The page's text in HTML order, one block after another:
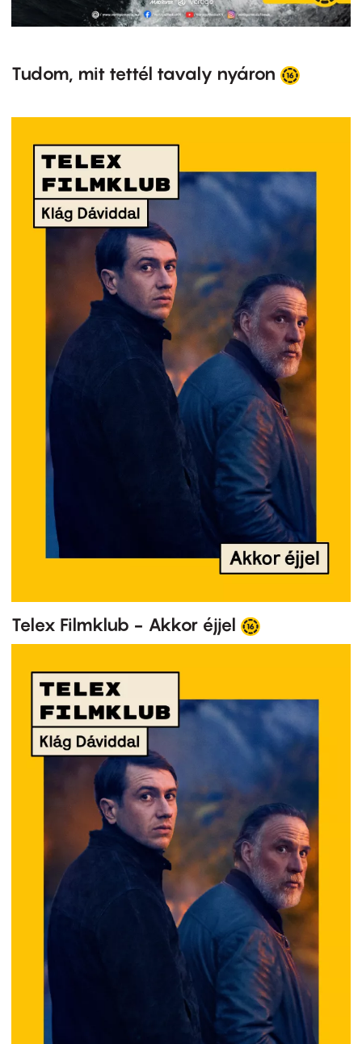
Tudom, mit tettél tavaly nyáron
Telex Filmklub - Akkor éjjel